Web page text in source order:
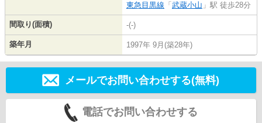
東急目黒線 「 武蔵小山 」駅 徒歩28分
間取り(面積) -(-)
築年月 1997年 9月(築28年)
メールでお問い合わせする(無料)
電話でお問い合わせする